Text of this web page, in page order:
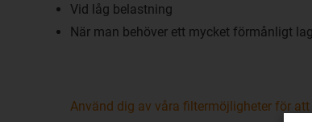
Vid låg belastning
När man behöver ett mycket förmånligt
Använd dig av våra filtermöjligheter för